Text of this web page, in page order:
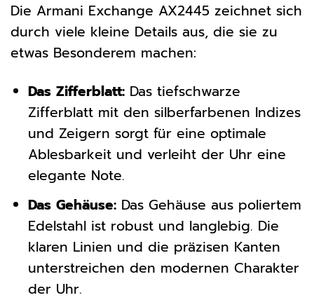
Die Armani Exchange AX2445 zeichnet sich
durch viele kleine Details aus, die sie zu
etwas Besonderem machen:
Das Zifferblatt:Das tiefschwarze
Zifferblatt mit den silberfarbenen Indizes
und Zeigern sorgt für eine optimale
Ablesbarkeit und verleiht der Uhr eine
elegante Note.
Das Gehäuse:Das Gehäuse aus poliertem
Edelstahl ist robust und langlebig. Die
klaren Linien und die präzisen Kanten
unterstreichen den modernen Charakter
der Uhr.